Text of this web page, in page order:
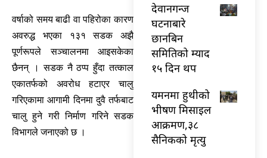
वर्षाको समय बाढी वा पहिरोका कारण
अवरुद्ध भएका १३१ सडक अझै
पूर्णरूपले सञ्चालनमा आइसकेका
छैनन् । सडक नै ठप्प हुँदा तत्काल
एकातर्फको अवरोध हटाएर चालु
गरिएकामा आगामी दिनमा दुवै तर्फबाट
चालु हुने गरी निर्माण गरिने सडक
विभागले जनाएको छ ।
देवानगन्ज
घटनाबारे
छानबिन
समितिको म्याद
१५ दिन थप
यमनमा हुथीको
भीषण मिसाइल
आक्रमण,३८
सैनिकको मृत्यु